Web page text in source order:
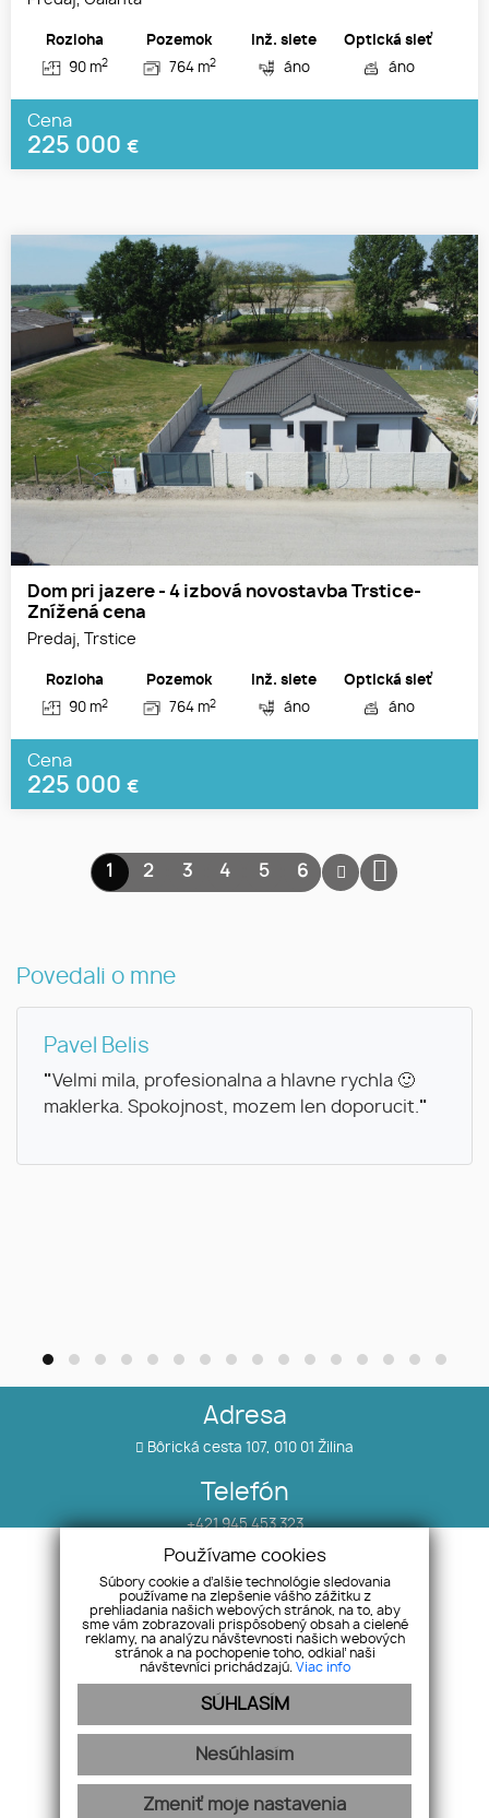
Rozloha
90 m2
Pozemok
764 m2
Inž. siete
áno
Optická sieť
áno
Cena
225 000 €
Dom pri jazere - 4 izbová novostavba Trstice-
Znížená cena
Predaj, Trstice
Rozloha
90 m2
Pozemok
764 m2
Inž. siete
áno
Optická sieť
áno
Cena
225 000 €
1 2 3 4 5 6
Povedali o mne
Pavel Belis
"Velmi mila, profesionalna a hlavne rychla 🙂
maklerka. Spokojnost, mozem len doporucit. "
Adresa
Bôrická cesta 107, 010 01 Žilina
Telefón
+421 945 453 323
E-mail
info@salea.sk
Nehnuteľnosti
O nás
Referencie
Náš tím
Pobočky
Odstúpenie od zmluvy
Používame cookies
Súbory cookie a ďalšie technológie sledovania
používame na zlepšenie vášho zážitku z
prehliadania našich webových stránok, na to, aby
sme vám zobrazovali prispôsobený obsah a cielené
reklamy, na analýzu návštevnosti našich webových
stránok a na pochopenie toho, odkiaľ naši
návštevníci prichádzajú. Viac info
SÚHLASÍM
Nesúhlasím
Zmeniť moje nastavenia